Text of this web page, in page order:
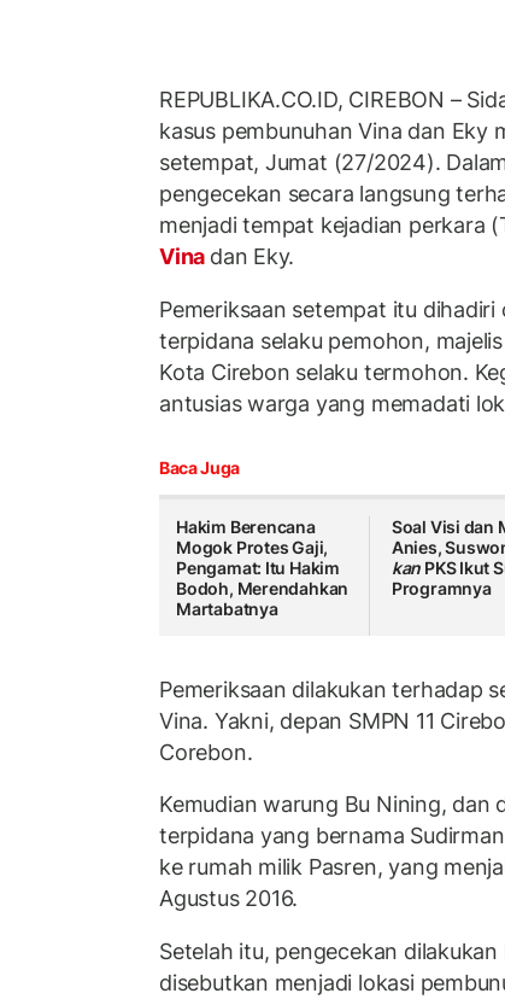
REPUBLIKA.CO.ID, CIREBON –
kasus pembunuhan Vina dan Eky
setempat, Jumat (27/2024).
pengecekan secara langsung
menjadi tempat kejadian perkara
Vina dan Eky.
Pemeriksaan setempat itu dihadiri
terpidana selaku pemohon,
Kota Cirebon selaku termohon.
antusias warga yang memadati
Baca Juga
Hakim Berencana
Mogok Protes Gaji,
Pengamat: Itu Hakim
Bodoh, Merendahkan
Martabatnya
Soal Visi dan
Anies,
kan PKS Ikut
Programnya
Pemeriksaan dilakukan terhadap
Vina. Yakni, depan SMPN 11
Corebon.
Kemudian warung Bu Nining, dan
terpidana yang bernama
ke rumah milik Pasren, yang
Agustus 2016.
Setelah itu, pengecekan
disebutkan menjadi lokasi